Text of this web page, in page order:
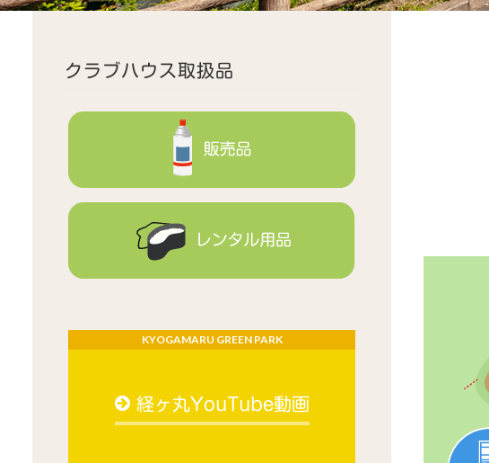
クラブハウス取扱品
KYOGAMARU GREEN PARK
経ヶ丸YouTube動画